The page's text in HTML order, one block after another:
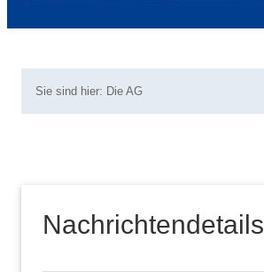
Sie sind hier: Die AG
Nachrichtendetails